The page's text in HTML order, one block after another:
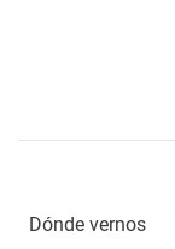
Dónde vernos